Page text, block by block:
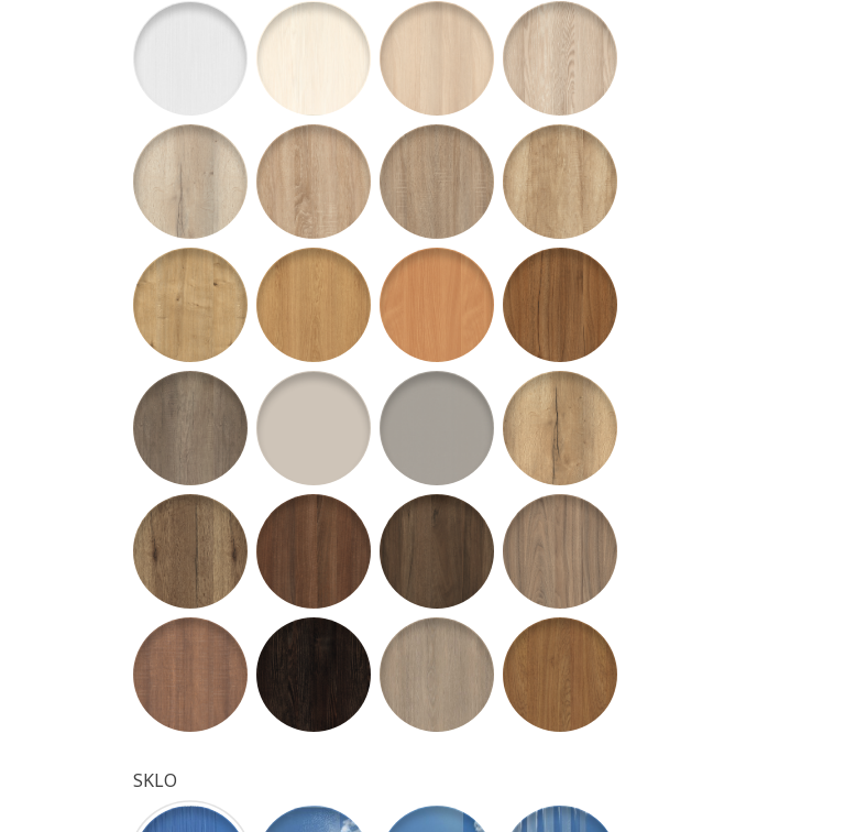
W1000 ST22 Biela premiumH1424 ST22 Woodline cremeH1277 ST9 Lakeland Akazie sv.
H1250 ST10 Jaseň Navarra
H1176 ST10 Dub Halifax bielyH1145 ST10 Dub Bardolino prír.H1146 ST10 Dub Bardolino šedýH3331 ST10 Dub Nebraska prír.
H3303 ST10 Dub Arlington prír.H3395 ST12 Dub Corbridge prír.
H1511 ST10 Buk BavariaH3734 ST10 Orech Dijon prír.
H3332 ST10 Dub Nebraska šedý
U708 ST15 Šedá F509 ST2 Hliník H1180 ST10 Dub Halifax prír.
H1181 ST10 Dub Halifax tabakH3704 ST15 Orech Aida tabakH3702 ST10 Orech Pacifik tabakH3773 ST9 Orech Carini bielený
H1151 ST10 Dub Authentic hnedý
H1199 ST12 Dub Thermo č.h.H3146 ST19 Dub Lorenzo béž.sivý
H3398 ST12 Dub Kendal koňak
SKLO
Dubová kôra číra - bez príplatku
Činčila číra - bez príplatkuMatelux - bez príplatkuFlutes matný - s príplatkom